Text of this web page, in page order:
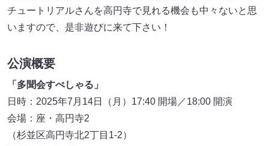
チュートリアルさんを高円寺で見れる機会も中々ないと思
いますので、是非遊びに来て下さい！
公演概要
「多聞会すぺしゃる」
日時：2025年7月14日（月）17:40 開場／18:00 開演
会場：座・高円寺2
（杉並区高円寺北2丁目1-2）